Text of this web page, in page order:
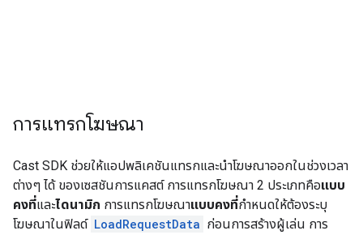
การแทรกโฆษณา
Cast SDK ช่วยให้แอปพลิเคชันแทรกและนำโฆษณาออกในช่วงเวลา
ต่างๆ ได้ ของเซสชันการแคสต์ การแทรกโฆษณา 2 ประเภทคือแบบ
คงที่และไดนามิก การแทรกโฆษณาแบบคงที่กำหนดให้ต้องระบุ
โฆษณาในฟิลด์ LoadRequestData ก่อนการสร้างผู้เล่น การ